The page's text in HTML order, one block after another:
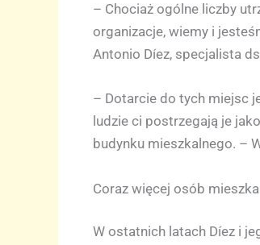
– Chociaż ogólne liczby
organizacje, wiemy i
Antonio Díez, specjalista
– Dotarcie do tych miejsc
ludzie ci postrzegają je
budynku mieszkalnego. –
Coraz więcej osób
W ostatnich latach Díez i